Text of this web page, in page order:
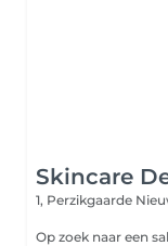
Skincare
1, Perzikgaarde
Op zoek naar een